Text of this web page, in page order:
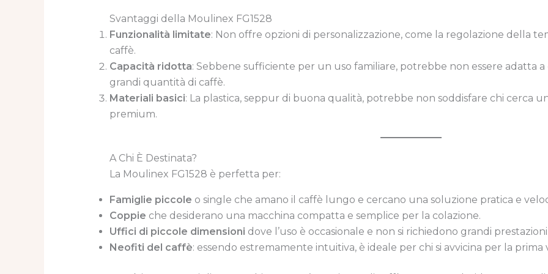
Svantaggi della Moulinex FG1528
Funzionalità limitate: Non offre opzioni di personalizzazione, come la regolazione della
caffè.
Capacità ridotta: Sebbene sufficiente per un uso familiare, potrebbe non essere adatta
grandi quantità di caffè.
Materiali basici: La plastica, seppur di buona qualità, potrebbe non soddisfare chi cerca
premium.
A Chi È Destinata?
La Moulinex FG1528 è perfetta per:
Famiglie piccole o single che amano il caffè lungo e cercano una soluzione pratica e
Coppie che desiderano una macchina compatta e semplice per la colazione.
Uffici di piccole dimensioni dove l’uso è occasionale e non si richiedono grandi
Neofiti del caffè: essendo estremamente intuitiva, è ideale per chi si avvicina per la